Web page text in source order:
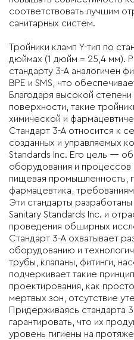
соответствовать лучшим
санитарных систем.
Тройники кламп Y-тип по
дюймах (1 дюйм = 25,4 мм).
стандарту 3-А аналогичен
BPE и SMS, что
Благодаря высокой
поверхности, такие
химической и
Стандарт 3-А относится к
созданных и управляемых
Standards Inc. Его цель —
оборудования и процессов
пищевая промышленность,
фармацевтика,
Эти стандарты
Sanitary Standards Inc. и
проведения обширных
Стандарт 3-А охватывает
оборудованию и
трубы, клапаны, фитинги,
подчеркивает такие
проектирования, как
мертвых зон, отсутствие
Придерживаясь стандарта
гарантировать, что их
уровень гигиены на